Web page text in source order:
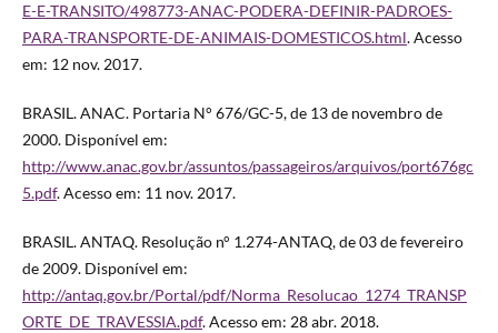
E-E-TRANSITO/498773-ANAC-PODERA-DEFINIR-PADROES-
PARA-TRANSPORTE-DE-ANIMAIS-DOMESTICOS.html. Acesso
em: 12 nov. 2017.
BRASIL. ANAC. Portaria N° 676/GC-5, de 13 de novembro de
2000. Disponível em:
http://www.anac.gov.br/assuntos/passageiros/arquivos/port676gc
5.pdf. Acesso em: 11 nov. 2017.
BRASIL. ANTAQ. Resolução n° 1.274-ANTAQ, de 03 de fevereiro
de 2009. Disponível em:
http://antaq.gov.br/Portal/pdf/Norma_Resolucao_1274_TRANSP
ORTE_DE_TRAVESSIA.pdf. Acesso em: 28 abr. 2018.